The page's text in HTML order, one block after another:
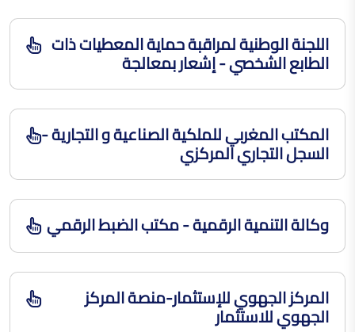
اللجنة الوطنية لمراقبة حماية المعطيات ذات
الطابع الشخصي - إشعار بمعالجة
المكتب المغربي للملكية الصناعية و التجارية -
السجل التجاري المركزي
وكالة التنمية الرقمية - مكتب الضبط الرقمي
المركز الجهوي للإستثمار-منصة المركز
الجهوي للاستثمار